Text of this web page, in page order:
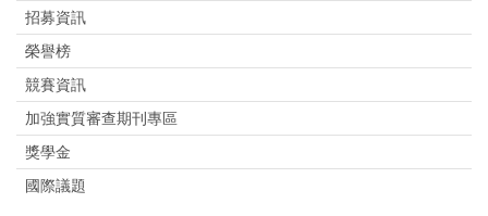
招募資訊
榮譽榜
競賽資訊
加強實質審查期刊專區
獎學金
國際議題